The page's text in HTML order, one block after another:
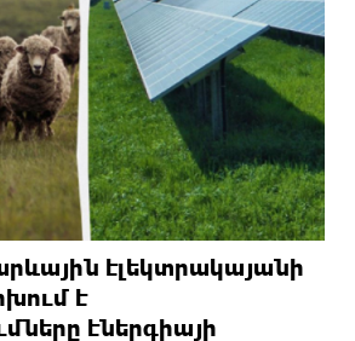
էլեկտրակայանի
է
էներգիայի